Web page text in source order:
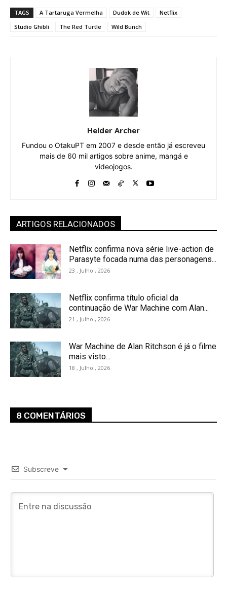
TAGS A Tartaruga Vermelha Dudok de Wit
Netflix
Studio Ghibli
The Red Turtle Wild Bunch
Helder Archer
Fundou o OtakuPT em 2007 e desde então já escreveu
mais de 60 mil artigos sobre anime, mangá e
videojogos.
ARTIGOS RELACIONADOS
Netflix confirma nova série live-action de
Parasyte focada numa das personagens...
23 , Julho , 2026
Netflix confirma título oficial da
continuação de War Machine com Alan...
21 , Julho , 2026
War Machine de Alan Ritchson é já o filme
mais visto...
18 , Julho , 2026
8 COMENTÁRIOS
Subscreve